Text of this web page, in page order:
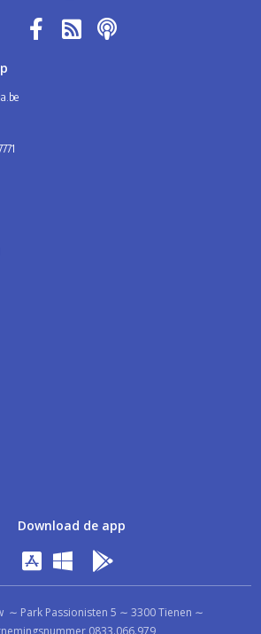
Download de app
∼ Park Passionisten 5 ∼ 3300 Tienen ∼
0833.066.979